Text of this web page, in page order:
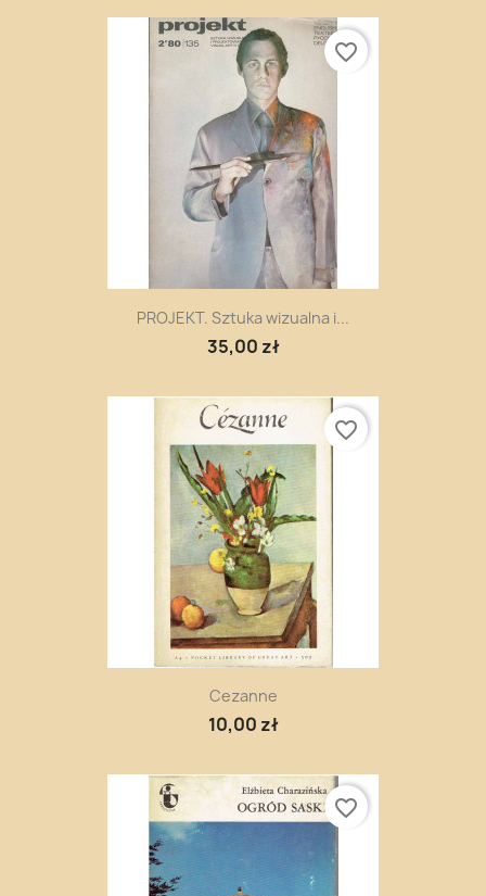
PROJEKT. Sztuka wizualna i...
35,00 zł
favorite_border
Cezanne
10,00 zł
favorite_border
favorite_border